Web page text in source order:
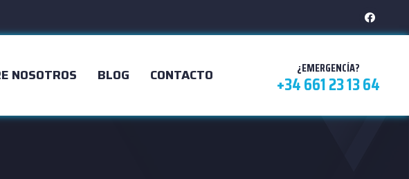
NOSOTROS BLOG CONTACTO ¿EMERGENCÍA?
+34 661 23 13 64